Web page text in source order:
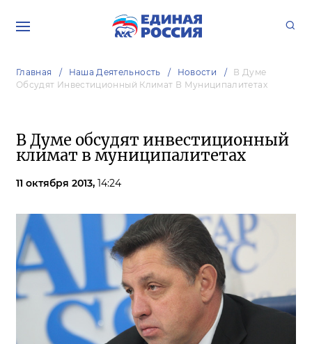
Главная Наша Деятельность Новости
В Думе
Обсудят Инвестиционный Климат В Муниципалитетах
В Думе обсудят инвестиционный
климат в муниципалитетах
11 октября 2013, 14:24